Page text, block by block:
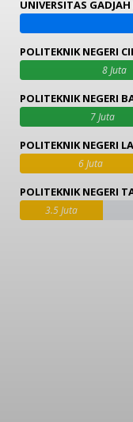
UNIVERSITAS
POLITEKNIK NEGERI
8 Juta
POLITEKNIK NEGERI
7 Juta
POLITEKNIK NEGERI
6 Juta
POLITEKNIK NEGERI
3.5 Juta